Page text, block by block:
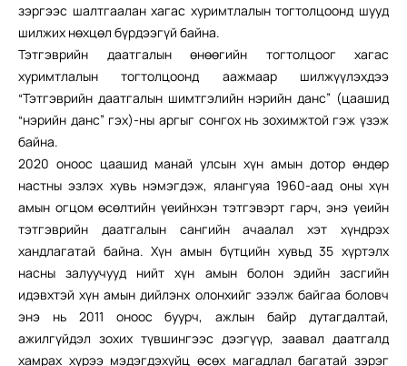
зэргээс шалтгаалан хагас хуримтлалын тогтолцоонд шууд
шилжих нөхцөл бүрдээгүй байна.
Тэтгэврийн даатгалын өнөөгийн тогтолцоог хагас
хуримтлалын тогтолцоонд аажмаар шилжүүлэхдээ
“Тэтгэврийн даатгалын шимтгэлийн нэрийн данс” (цаашид
“нэрийн данс” гэх)-ны аргыг сонгох нь зохимжтой гэж үзэж
байна.
2020 оноос цаашид манай улсын хүн амын дотор өндөр
настны эзлэх хувь нэмэгдэж, ялангуяа 1960-аад оны хүн
амын огцом өсөлтийн үеийнхэн тэтгэвэрт гарч, энэ үеийн
тэтгэврийн даатгалын сангийн ачаалал хэт хүндрэх
хандлагатай байна. Хүн амын бүтцийн хувьд 35 хүртэлх
насны залуучууд нийт хүн амын болон эдийн засгийн
идэвхтэй хүн амын дийлэнх олонхийг эзэлж байгаа боловч
энэ нь 2011 оноос буурч, ажлын байр дутагдалтай,
ажилгүйдэл зохих түвшингээс дээгүүр, заавал даатгалд
хамрах хүрээ мэдэгдэхүйц өсөх магадлал багатай зэрэг